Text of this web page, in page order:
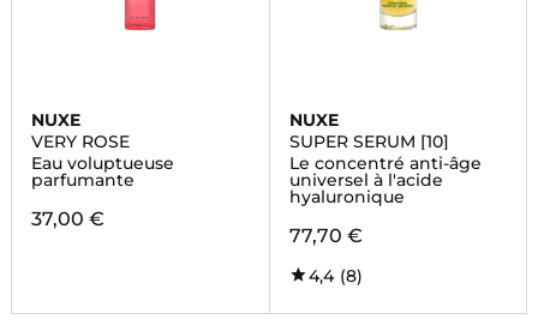
NUXE
VERY ROSE
Eau voluptueuse
parfumante
37,00 €
NUXE
SUPER SERUM [10]
Le concentré anti-âge
universel à l'acide
hyaluronique
77,70 €
4,4 (8)